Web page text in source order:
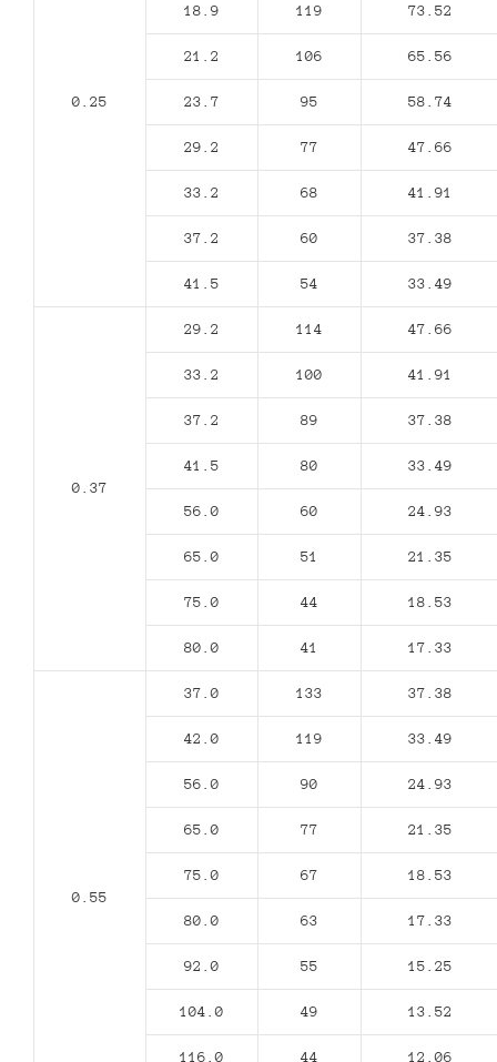
0.25
18.9 119 73.52
21.2 106 65.56
23.7 95 58.74
29.2 77 47.66
33.2 68 41.91
37.2 60 37.38
41.5 54 33.49
0.37
29.2 114 47.66
33.2 100 41.91
37.2 89 37.38
41.5 80 33.49
56.0 60 24.93
65.0 51 21.35
75.0 44 18.53
80.0 41 17.33
0.55
37.0 133 37.38
42.0 119 33.49
56.0 90 24.93
65.0 77 21.35
75.0 67 18.53
80.0 63 17.33
92.0 55 15.25
104.0 49 13.52
116.0 44 12.06